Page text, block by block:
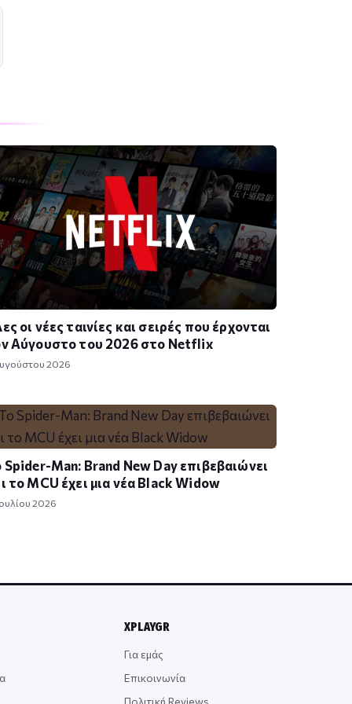
οι νέες ταινίες και σειρές που έρχονται
Αύγουστο του 2026 στο Netflix
2026
Spider-Man: Brand New Day επιβεβαιώνει
το MCU έχει μια νέα Black Widow
2026
XPLAYGR
Για εμάς
Επικοινωνία
Πολιτική Reviews